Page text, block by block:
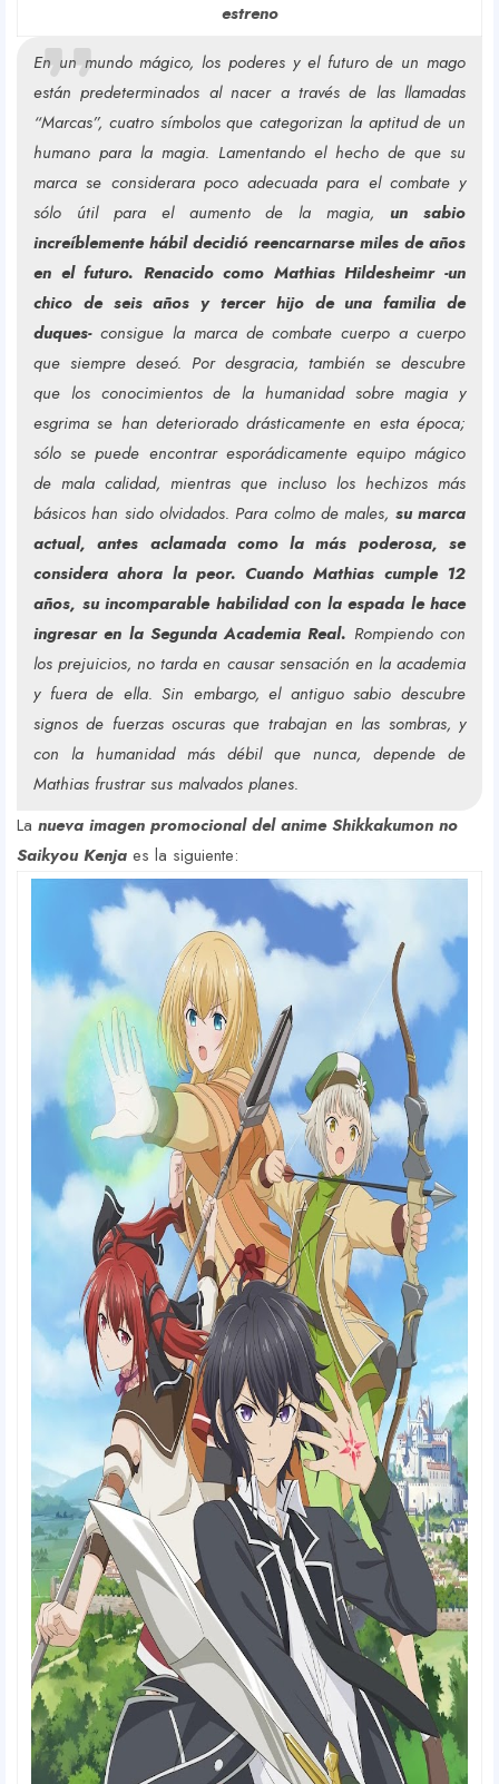
estreno
En un mundo mágico, los poderes y el futuro de un mago
están predeterminados al nacer a través de las llamadas
“Marcas”, cuatro símbolos que categorizan la aptitud de un
humano para la magia. Lamentando el hecho de que su
marca se considerara poco adecuada para el combate y
sólo útil para el aumento de la magia, un sabio
increíblemente hábil decidió reencarnarse miles de años
en el futuro. Renacido como Mathias Hildesheimr -un
chico de seis años y tercer hijo de una familia de
duques- consigue la marca de combate cuerpo a cuerpo
que siempre deseó. Por desgracia, también se descubre
que los conocimientos de la humanidad sobre magia y
esgrima se han deteriorado drásticamente en esta época;
sólo se puede encontrar esporádicamente equipo mágico
de mala calidad, mientras que incluso los hechizos más
básicos han sido olvidados. Para colmo de males, su marca
actual, antes aclamada como la más poderosa, se
considera ahora la peor. Cuando Mathias cumple 12
años, su incomparable habilidad con la espada le hace
ingresar en la Segunda Academia Real. Rompiendo con
los prejuicios, no tarda en causar sensación en la academia
y fuera de ella. Sin embargo, el antiguo sabio descubre
signos de fuerzas oscuras que trabajan en las sombras, y
con la humanidad más débil que nunca, depende de
Mathias frustrar sus malvados planes.
La nueva imagen promocional del anime Shikkakumon no
Saikyou Kenja es la siguiente: